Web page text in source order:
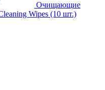
Очищающие
Wipes (10 шт.)